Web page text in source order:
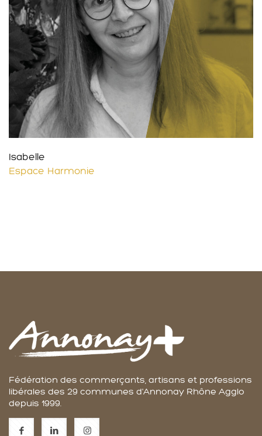
Isabelle
Espace Harmonie
Fédération des commerçants, artisans et professions
libérales des 29 communes d'Annonay Rhône Agglo
depuis 1999.